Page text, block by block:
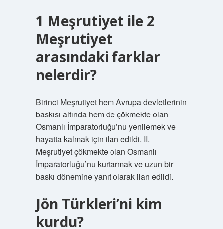
1 Meşrutiyet ile 2
Meşrutiyet
arasındaki farklar
nelerdir?
Birinci Meşrutiyet hem Avrupa devletlerinin
baskısı altında hem de çökmekte olan
Osmanlı İmparatorluğu’nu yenilemek ve
hayatta kalmak için ilan edildi. II.
Meşrutiyet çökmekte olan Osmanlı
İmparatorluğu’nu kurtarmak ve uzun bir
baskı dönemine yanıt olarak ilan edildi.
Jön Türkleri’ni kim
kurdu?